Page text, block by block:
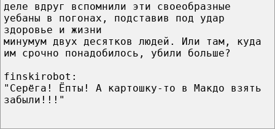
деле вдруг вспомнили эти своеобразные
уебаны в погонах, подставив под удар
здоровье и жизни
минумум двух десятков людей. Или там, куда
им срочно понадобилось, убили больше?
finskirobot:
"Серёга! Ёпты! А картошку-то в Макдо взять
забыли!!!"